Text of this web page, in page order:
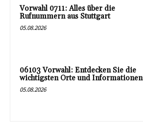
Vorwahl 0711: Alles über die
Rufnummern aus Stuttgart
05.08.2026
06103 Vorwahl: Entdecken Sie die
wichtigsten Orte und Informationen
05.08.2026